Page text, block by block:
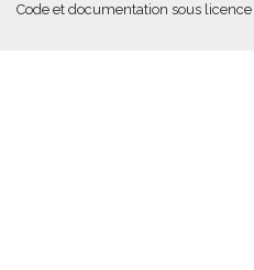
Code et documentation sous licence